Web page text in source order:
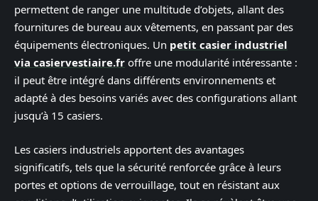
permettent de ranger une multitude d’objets, allant des
fournitures de bureau aux vêtements, en passant par des
équipements électroniques. Un petit casier industriel
via casiervestiaire.fr offre une modularité intéressante :
il peut être intégré dans différents environnements et
adapté à des besoins variés avec des configurations allant
jusqu’à 15 casiers.
Les casiers industriels apportent des avantages
significatifs, tels que la sécurité renforcée grâce à leurs
portes et options de verrouillage, tout en résistant aux